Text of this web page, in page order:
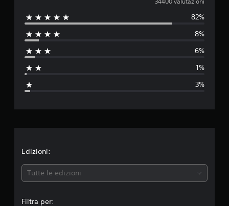
u
82%
8%
6%
1%
3%
Edizioni:
Tutte le edizioni
Filtra per: